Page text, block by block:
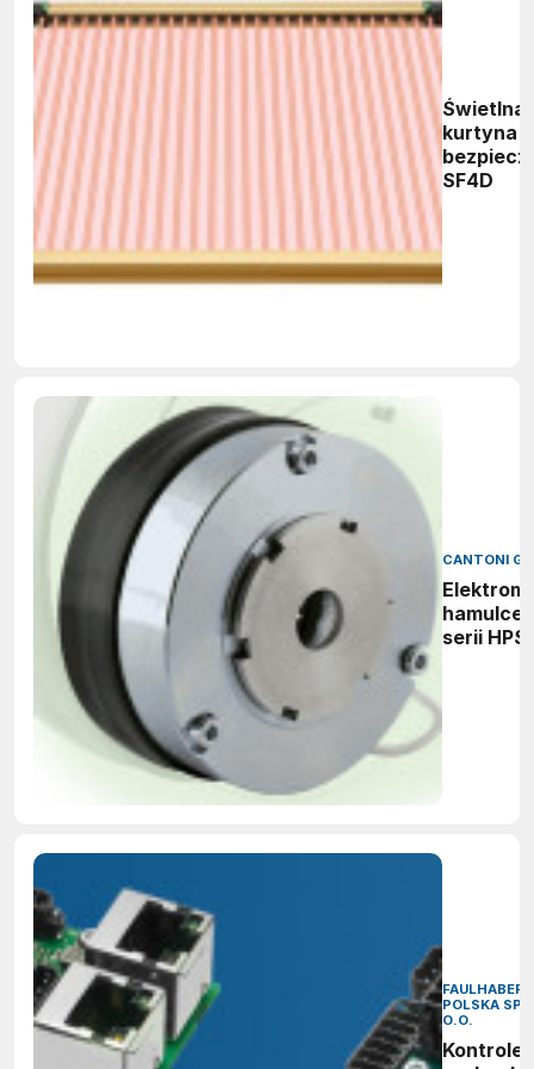
Świetlna
kurtyna
SF4D
CANTONI
hamulce
serii HPS
FAULHABER
POLSKA SP.
O.O.
Kontroler